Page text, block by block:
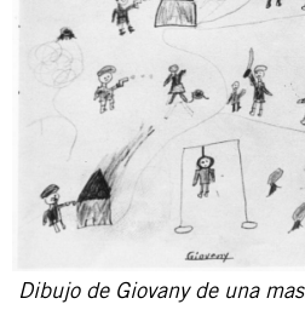
Dibujo de Giovany de una